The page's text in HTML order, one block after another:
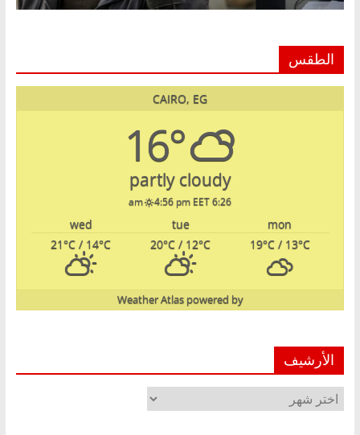
الطقس
CAIRO, EG
16°
partly cloudy
6:26 am
4:56 pm EET
mon
tue
wed
19°C/ 13°C
20°C / 12°C
21°C / 14°C
powered by
Weather Atlas
الأرشيف
الأرشيف